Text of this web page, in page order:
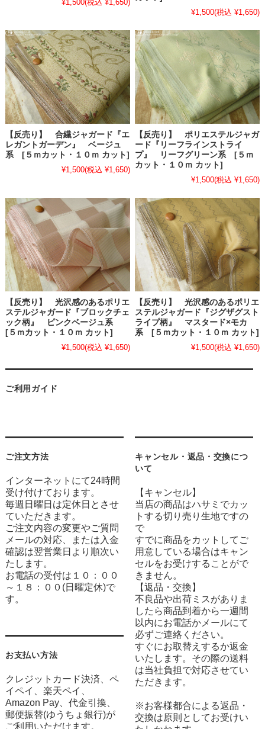
¥1,500(税込 ¥1,650)
¥1,500(税込 ¥1,650)
【反売り】 合繊ジャガード『エ
レガントガーデン』 ベージュ
系 [５ｍカット・１０ｍ カット]
¥1,500(税込 ¥1,650)
【反売り】 ポリエステルジャガ
ード『リーフラインストライ
プ』 リーフグリーン系 [５ｍ
カット・１０ｍ カット]
¥1,500(税込 ¥1,650)
【反売り】 光沢感のあるポリエ
ステルジャガード『ブロックチェ
ック柄』 ピンクベージュ系
[５ｍカット・１０ｍ カット]
¥1,500(税込 ¥1,650)
【反売り】 光沢感のあるポリエ
ステルジャガード『ジグザグスト
ライプ柄』 マスタード×モカ
系 [５ｍカット・１０ｍ カット]
¥1,500(税込 ¥1,650)
ご利用ガイド
ご注文方法
インターネットにて24時間
受け付けております。
毎週日曜日は定休日とさせ
ていただきます。
ご注文内容の変更やご質問
メールの対応、または入金
確認は翌営業日より順次い
たします。
お電話の受付は１０：００
～１８：００(日曜定休)で
す。
お支払い方法
クレジットカード決済、ペ
イペイ、楽天ペイ、
Amazon Pay、代金引換、
郵便振替(ゆうちょ銀行)が
ご利用いただけます。
キャンセル・返品・交換につ
いて
【キャンセル】
当店の商品はハサミでカッ
トする切り売り生地ですの
で
すでに商品をカットしてご
用意している場合はキャン
セルをお受けすることがで
きません。
【返品・交換】
不良品や出荷ミスがありま
したら商品到着から一週間
以内にお電話かメールにて
必ずご連絡ください。
すぐにお取替えするか返金
いたします。その際の送料
は当社負担で対応させてい
ただきます。
※お客様都合による返品・
交換は原則としてお受けい